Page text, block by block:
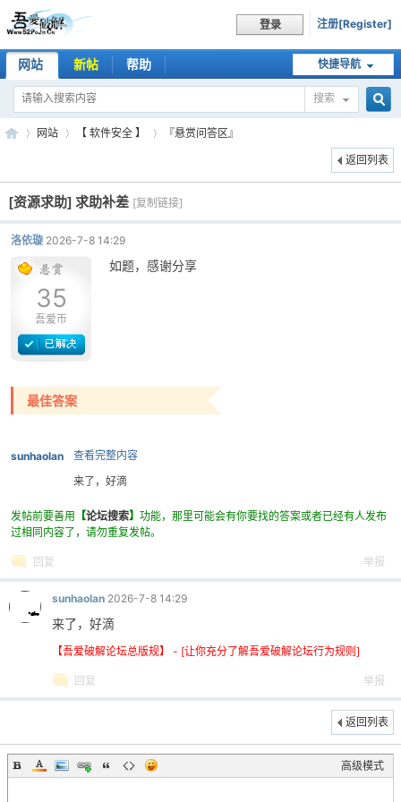
登录 注册[Register]
快捷导航
网站 新帖 帮助
搜索
吾
爱
破
解
»
网站
›
【 软件安全 】
›
『悬赏问答区』
返回列表
[资源求助] 求助补差 [复制链接]
洛依璇 2026-7-8 14:29
35
吾爱币
如题，感谢分享
最佳答案
sunhaolan
查看完整内容
来了，好滴
发帖前要善用 【论坛搜索】 功能，那里可能会有你要找的答案或者已经有人发布
过相同内容了，请勿重复发帖。
回复 举报
sunhaolan 2026-7-8 14:29
来了，好滴
【吾爱破解论坛总版规】 - [让你充分了解吾爱破解论坛行为规则]
回复 举报
返回列表
高级模式